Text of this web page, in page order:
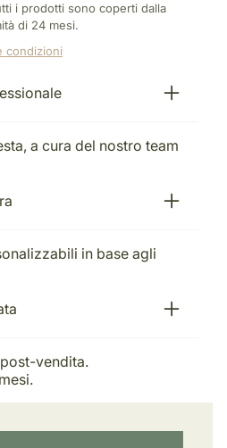
i prodotti sono coperti dalla
di 24 mesi.
condizioni
a cura del nostro team
in base agli
vendita.